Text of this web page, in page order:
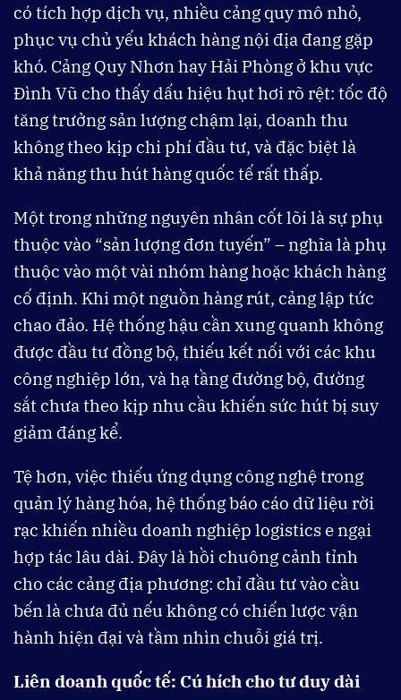
có tích hợp dịch vụ, nhiều cảng quy mô nhỏ,
phục vụ chủ yếu khách hàng nội địa đang gặp
khó. Cảng Quy Nhơn hay Hải Phòng ở khu vực
Đình Vũ cho thấy dấu hiệu hụt hơi rõ rệt: tốc độ
tăng trưởng sản lượng chậm lại, doanh thu
không theo kịp chi phí đầu tư, và đặc biệt là
khả năng thu hút hàng quốc tế rất thấp.
Một trong những nguyên nhân cốt lõi là sự phụ
thuộc vào “sản lượng đơn tuyến” – nghĩa là phụ
thuộc vào một vài nhóm hàng hoặc khách hàng
cố định. Khi một nguồn hàng rút, cảng lập tức
chao đảo. Hệ thống hậu cần xung quanh không
được đầu tư đồng bộ, thiếu kết nối với các khu
công nghiệp lớn, và hạ tầng đường bộ, đường
sắt chưa theo kịp nhu cầu khiến sức hút bị suy
giảm đáng kể.
Tệ hơn, việc thiếu ứng dụng công nghệ trong
quản lý hàng hóa, hệ thống báo cáo dữ liệu rời
rạc khiến nhiều doanh nghiệp logistics e ngại
hợp tác lâu dài. Đây là hồi chuông cảnh tỉnh
cho các cảng địa phương: chỉ đầu tư vào cầu
bến là chưa đủ nếu không có chiến lược vận
hành hiện đại và tầm nhìn chuỗi giá trị.
Liên doanh quốc tế: Cú hích cho tư duy dài